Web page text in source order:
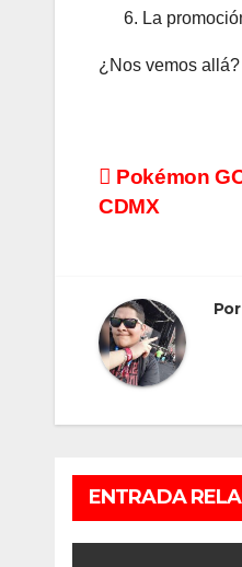
La
¿Nos vemos allá?
Pokémon
CDMX
ENTRADA